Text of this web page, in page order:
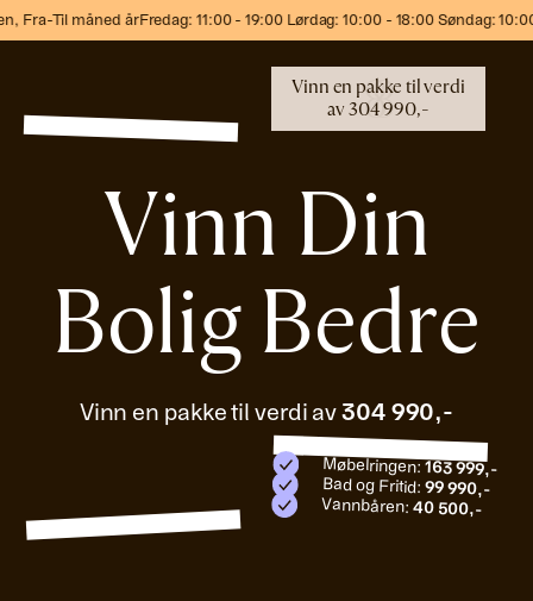
årFredag: 11:00 - 19:00 Lørdag: 10:00 - 18:00 Søndag: 10:00 - 17:00
Vinn en pakke til verdi
av304 990,-
Vinn Din
Bolig Bedre
Vinn en pakke til verdi av304 990,-
Møbelringen:163 999,-
Bad og Fritid: 99 990,-
Vannbåren:40 500,-